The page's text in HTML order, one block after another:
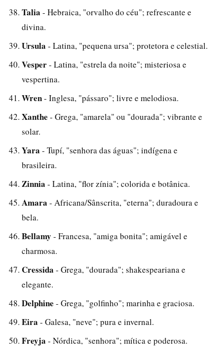
Talia - Hebraica, "orvalho do céu"; refrescante e
divina.
Ursula - Latina, "pequena ursa"; protetora e celestial.
Vesper- Latina, "estrela da noite"; misteriosa e
vespertina.
Wren- Inglesa, "pássaro"; livre e melodiosa.
Xanthe - Grega, "amarela" ou "dourada"; vibrante e
solar.
Yara - Tupí, "senhora das águas"; indígena e
brasileira.
Zinnia - Latina, "flor zínia"; colorida e botânica.
Amara - Africana/Sânscrita, "eterna"; duradoura e
bela.
Bellamy - Francesa, "amiga bonita"; amigável e
charmosa.
Cressida - Grega, "dourada"; shakespeariana e
elegante.
Delphine - Grega, "golfinho"; marinha e graciosa.
Eira - Galesa, "neve"; pura e invernal.
Freyja - Nórdica, "senhora"; mítica e poderosa.